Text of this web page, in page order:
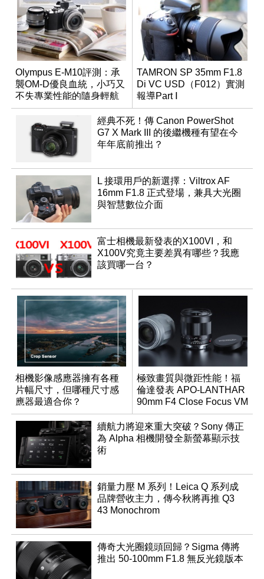
Olympus E-M10評測：承
襲OM-D優良血統，小巧又
不失專業性能的隨身輕航
機
TAMRON SP 35mm F1.8
Di VC USD（F012）實測
報導Part Ⅰ
經典不死！傳 Canon PowerShot
G7 X Mark III 的後繼機種有望在今
年年底前推出？
L 接環用戶的新選擇：Viltrox AF
16mm F1.8 正式登場，兼具大光圈
與智慧數位介面
富士相機最新發表的X100VI，和
X100V究竟主要差異有哪些？我應
該買哪一台？
相機影像感應器擁有各種
片幅尺寸，但哪種尺寸感
應器最適合你？
極致畫質與微距性能！福
倫達發表 APO-LANTHAR
90mm F4 Close Focus VM
續航力將迎來重大突破？Sony 傳正
為 Alpha 相機開發全新螢幕顯示技
術
銷量力壓 M 系列！Leica Q 系列成
品牌營收主力，傳今秋將再推 Q3
43 Monochrom
傳奇大光圈鏡頭回歸？Sigma 傳將
推出 50-100mm F1.8 無反光鏡版本